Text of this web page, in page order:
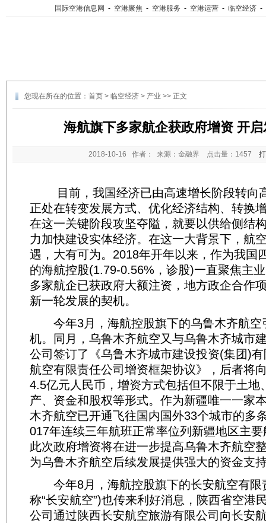
国际空港信息网 - 空港聚焦 - 空港服务 - 空港运营 - 临空经济 -
您现在所在的位置： 首页 > 临空经济 > 产业 >> 正文
海航旗下多家航企获政府增资 开
2018-10-16 作者： 来源：金融界 点击量： 1457
目前，我国经济已由高速增长阶段转向
正处在转变发展方式、优化经济结构、转换
在这一关键阶段攻坚夺隘，就要以供给侧结
力加快建设实体经济。在这一大背景下，航
遇，大有可为。2018年开年以来，作为我国
的海航控股(1.79-0.56%，诊股)一直聚焦主
多家航企已获政府大额注资，地方政企合作
新一轮发展的契机。
今年3月，海航控股旗下的乌鲁木齐航空
机。同月，乌鲁木齐航空又与乌鲁木齐城市
公司签订了《乌鲁木齐城市建设投资(集团)
航空有限责任公司增资框架协议》，后者将
4.5亿元人民币，增资方式包括但不限于土地
产、资金和股权等形式。作为新疆唯一一家
木齐航空已开通飞往国内国外33个城市的多
017年连续三年航班正常率位列新疆地区主
此次政府增资将在进一步提高乌鲁木齐航空
为乌鲁木齐航空后续发展提供强大的资金支
今年8月，海航控股旗下的长安航空有限
称“长安航空”)也传来利好消息，陕西省空港
公司通过陕西长安航空旅游有限公司向长安